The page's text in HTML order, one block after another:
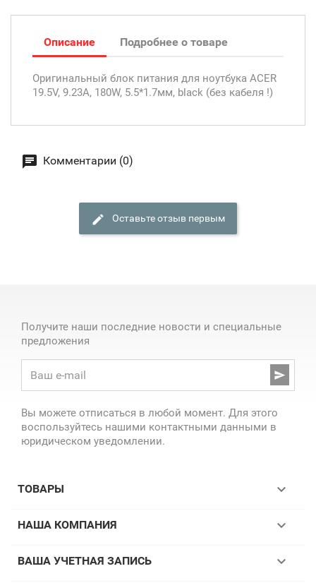
Описание Подробнее о товаре
Оригинальный блок питания для ноутбука ACER
19.5V, 9.23A, 180W, 5.5*1.7мм, black (без кабеля !)
Комментарии (0)
Оставьте отзыв первым
Получите наши последние новости и специальные
предложения

Вы можете отписаться в любой момент. Для этого
воспользуйтесь нашими контактными данными в
юридическом уведомлении.
ТОВАРЫ 
НАША КОМПАНИЯ 
ВАША УЧЕТНАЯ ЗАПИСЬ 